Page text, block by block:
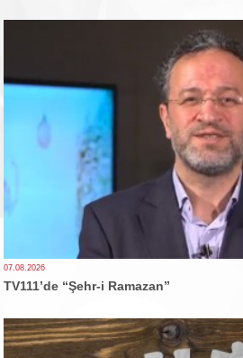
07.08.2026
TV111’de “Şehr-i Ramazan”